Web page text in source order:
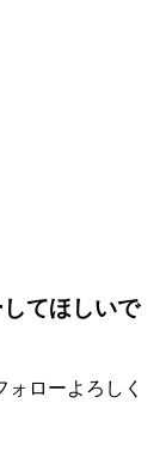
てほしいで
ォローよろしく